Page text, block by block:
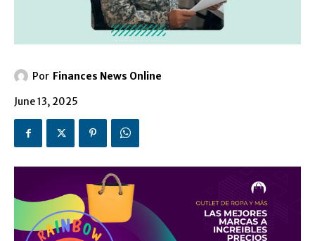
Por Finances News Online
June 13, 2025